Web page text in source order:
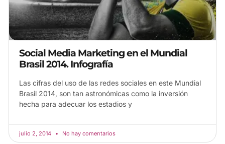
Social Media Marketing en el Mundial
Brasil 2014. Infografía
Las cifras del uso de las redes sociales en este Mundial
Brasil 2014, son tan astronómicas como la inversión
hecha para adecuar los estadios y
julio 2, 2014 No hay comentarios